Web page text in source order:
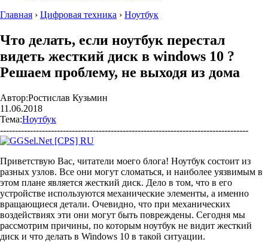
Главная › Цифровая техника › Ноутбук
Что делать, если ноутбук перестал
видеть жесткий диск в windows 10 ?
Решаем проблему, не выходя из дома
Автор:Ростислав Кузьмин
11.06.2018
Тема:Ноутбук
-----------------------------------------------------------------------------------
Приветствую Вас, читатели моего блога! Ноутбук состоит из
разных узлов. Все они могут сломаться, и наиболее уязвимым в
этом плане является жесткий диск. Дело в том, что в его
устройстве используются механические элементы, а именно
вращающиеся детали. Очевидно, что при механических
воздействиях эти они могут быть повреждены. Сегодня мы
рассмотрим причины, по которым ноутбук не видит жесткий
диск и что делать в Windows 10 в такой ситуации.